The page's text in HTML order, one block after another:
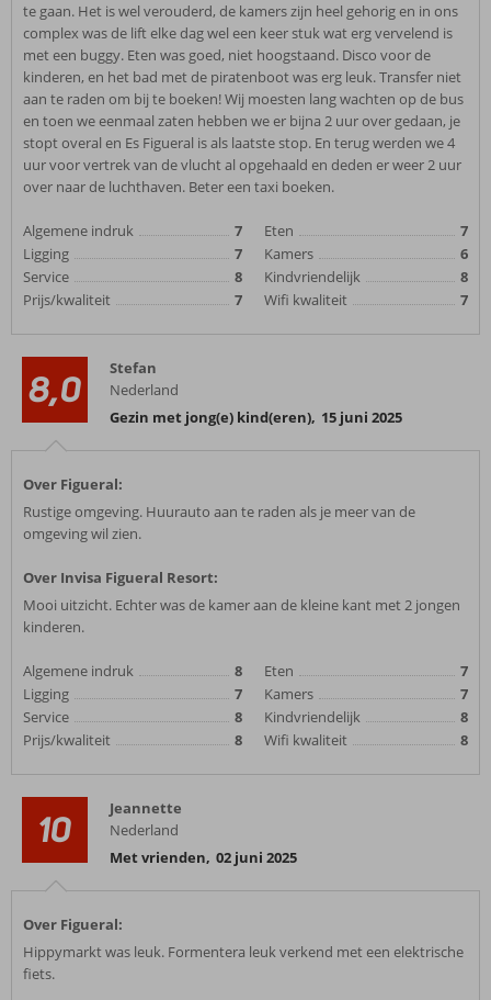
te gaan. Het is wel verouderd, de kamers zijn heel gehorig en in ons
complex was de lift elke dag wel een keer stuk wat erg vervelend is
met een buggy. Eten was goed, niet hoogstaand. Disco voor de
kinderen, en het bad met de piratenboot was erg leuk. Transfer niet
aan te raden om bij te boeken! Wij moesten lang wachten op de bus
en toen we eenmaal zaten hebben we er bijna 2 uur over gedaan, je
stopt overal en Es Figueral is als laatste stop. En terug werden we 4
uur voor vertrek van de vlucht al opgehaald en deden er weer 2 uur
over naar de luchthaven. Beter een taxi boeken.
Algemene indruk
7
Ligging
7
Service
8
Prijs/kwaliteit
7
Eten
7
Kamers
6
Kindvriendelijk
8
Wifi kwaliteit
7
8,0
Stefan
Nederland
Gezin met jong(e) kind(eren), 15 juni 2025
Over Figueral:
Rustige omgeving. Huurauto aan te raden als je meer van de
omgeving wil zien.
Over Invisa Figueral Resort:
Mooi uitzicht. Echter was de kamer aan de kleine kant met 2 jongen
kinderen.
Algemene indruk
8
Ligging
7
Service
8
Prijs/kwaliteit
8
Eten
7
Kamers
7
Kindvriendelijk
8
Wifi kwaliteit
8
10
Jeannette
Nederland
Met vrienden, 02 juni 2025
Over Figueral:
Hippymarkt was leuk. Formentera leuk verkend met een elektrische
fiets.